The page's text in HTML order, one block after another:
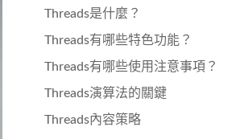
Threads是什麼？
Threads有哪些特色功能？
Threads有哪些使用注意事項？
Threads演算法的關鍵
Threads內容策略